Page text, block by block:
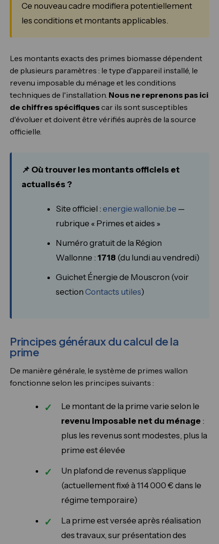
Ce nouveau cadre modifiera potentiellement
les conditions et montants applicables.
Les montants exacts des primes biomasse dépendent
de plusieurs paramètres : le type d'appareil installé, le
revenu imposable du ménage et les conditions
techniques de l'installation. Nous ne reprenons pas ici
de chiffres spécifiquescar ils sont susceptibles
d'évoluer et doivent être vérifiés auprès de la source
officielle.
📌 Où trouver les montants officiels et
actualisés ?
Site officiel : energie.wallonie.be —
rubrique « Primes et aides »
Numéro gratuit de la Région
Wallonne : 1718 (du lundi au vendredi)
Guichet Énergie de Mouscron (voir
section Contacts utiles)
Principes généraux du calcul de la
prime
De manière générale, le système de primes wallon
fonctionne selon les principes suivants :
Le montant de la prime varie selon le
revenu imposable net du ménage :
plus les revenus sont modestes, plus la
prime est élevée
Un plafond de revenus s'applique
(actuellement fixé à 114 000 € dans le
régime temporaire)
La prime est versée après réalisation
des travaux, sur présentation des